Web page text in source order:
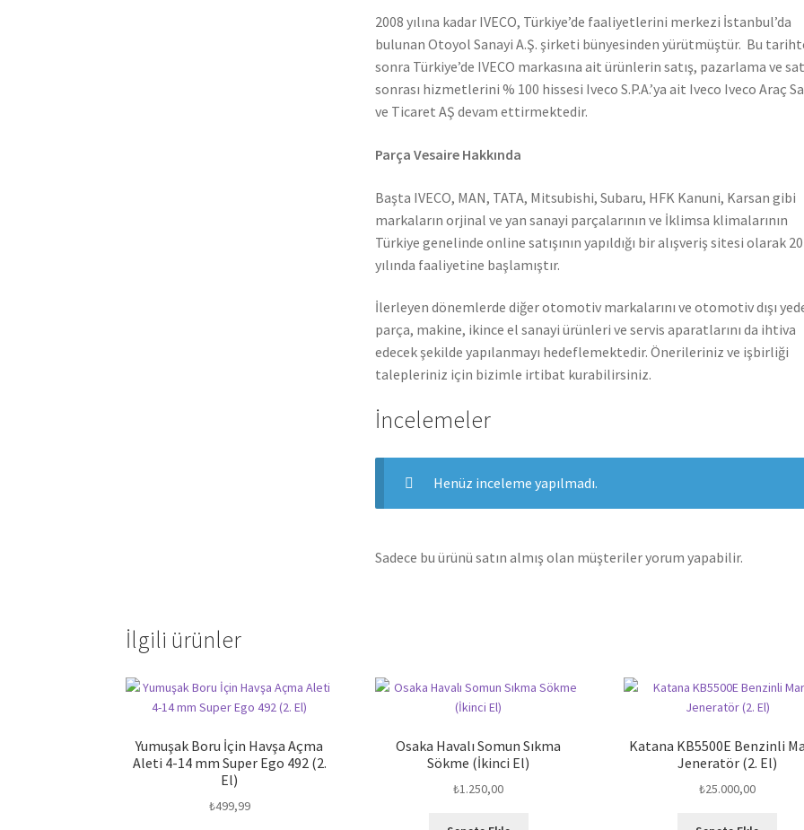
2008 yılına kadar IVECO, Türkiye’de faaliyetlerini merkezi İstanbul’da
bulunan Otoyol Sanayi A.Ş. şirketi bünyesinden yürütmüştür. Bu
sonra Türkiye’de IVECO markasına ait ürünlerin satış, pazarlama ve
sonrası hizmetlerini % 100 hissesi Iveco S.P.A.’ya ait Iveco Iveco Araç
ve Ticaret AŞ devam ettirmektedir.
Parça Vesaire Hakkında
Başta IVECO, MAN, TATA, Mitsubishi, Subaru, HFK Kanuni, Karsan gibi
markaların orjinal ve yan sanayi parçalarının ve İklimsa klimalarının
Türkiye genelinde online satışının yapıldığı bir alışveriş sitesi olarak
yılında faaliyetine başlamıştır.
İlerleyen dönemlerde diğer otomotiv markalarını ve otomotiv dışı
parça, makine, ikince el sanayi ürünleri ve servis aparatlarını da ihtiva
edecek şekilde yapılanmayı hedeflemektedir. Önerileriniz ve işbirliği
talepleriniz için bizimle irtibat kurabilirsiniz.
İncelemeler
Henüz inceleme yapılmadı.
Sadece bu ürünü satın almış olan müşteriler yorum yapabilir.
İlgili ürünler
Yumuşak Boru İçin Havşa Açma
Aleti 4-14 mm Super Ego 492 (2.
El)
₺499,99
Osaka Havalı Somun Sıkma
Sökme (İkinci El)
₺1.250,00
Katana KB5500E Benzinli
Jeneratör (2. El)
₺25.000,00